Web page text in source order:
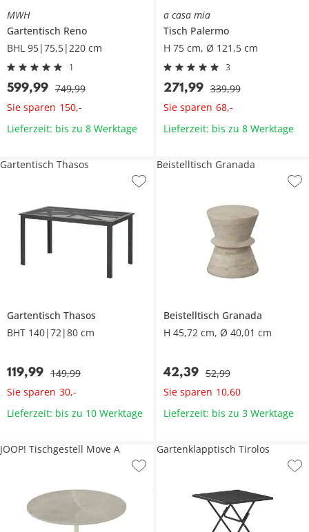
MWH
Gartentisch Reno
BHL 95|75,5|220 cm
1
599,99 749,99
Sie sparen 150,-
Lieferzeit: bis zu 8 Werktage
a casa mia
Tisch Palermo
H 75 cm, Ø 121,5 cm
3
271,99 339,99
Sie sparen 68,-
Lieferzeit: bis zu 8 Werktage
Gartentisch Thasos
BHT 140|72|80 cm
119,99 149,99
Sie sparen 30,-
Gartentisch Thasos
Lieferzeit: bis zu 10 Werktage
Beistelltisch Granada
H 45,72 cm, Ø 40,01 cm
42,39 52,99
Sie sparen 10,60
Beistelltisch Granada
Lieferzeit: bis zu 3 Werktage
JOOP! Tischgestell Move A Gartenklapptisch Tirolos